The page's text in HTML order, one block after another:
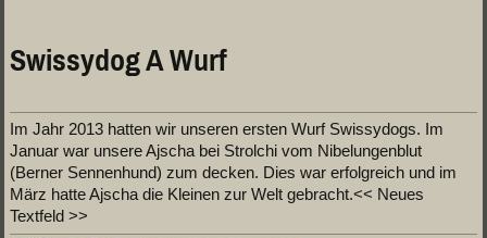
.
Swissydog A Wurf
Im Jahr 2013 hatten wir unseren ersten Wurf Swissydogs. Im
Januar war unsere Ajscha bei Strolchi vom Nibelungenblut
(Berner Sennenhund) zum decken. Dies war erfolgreich und im
März hatte Ajscha die Kleinen zur Welt gebracht.<< Neues
Textfeld >>